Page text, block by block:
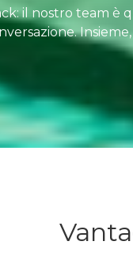
il nostro team è